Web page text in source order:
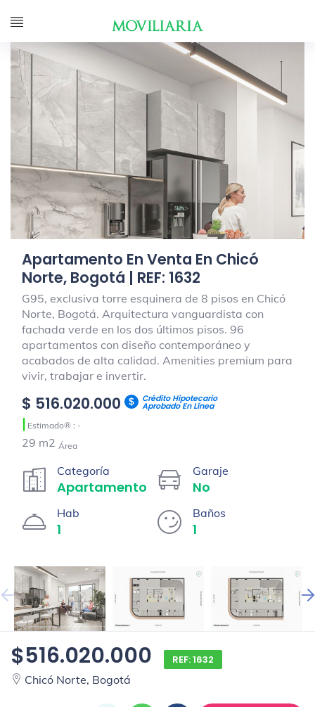
Apartamento En Venta En Chicó
Norte, Bogotá | REF: 1632
G95, exclusiva torre esquinera de 8 pisos en Chicó
Norte, Bogotá. Arquitectura vanguardista con
fachada verde en los dos últimos pisos. 96
apartamentos con diseño contemporáneo y
acabados de alta calidad. Amenities premium para
vivir, trabajar e invertir.
$ 516.020.000 Crédito Hipotecario
Aprobado En Línea
| Estimado® : -
29 m2 Área
Categoría
Apartamento
Garaje
No
Hab
1
Baños
1
$516.020.000 REF: 1632
Chicó Norte, Bogotá